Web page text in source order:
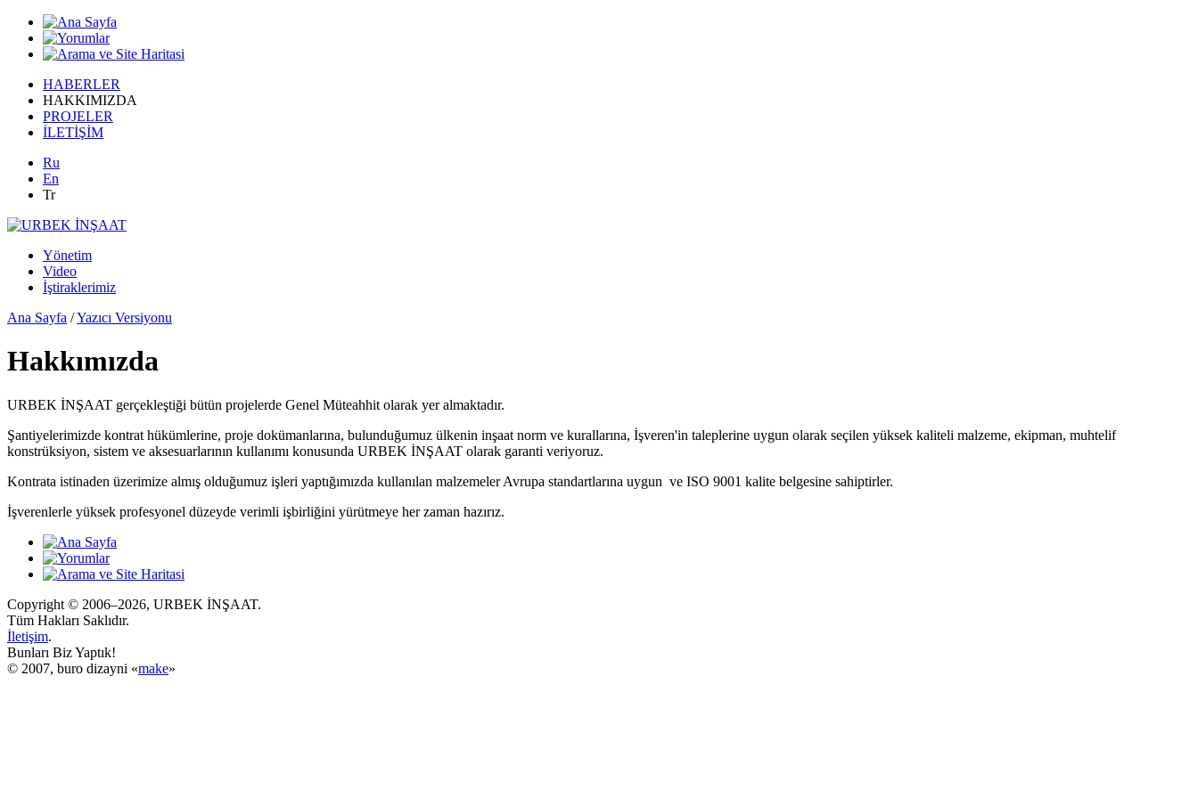
HABERLER
HAKKIMIZDA
PROJELER
İLETİŞİM
Ru
En
Tr
Yönetim
Video
İştiraklerimiz
Ana Sayfa /Yazıcı Versiyonu
Hakkımızda
URBEK İNŞAAT gerçekleştiği bütün projelerde Genel Müteahhit olarak yer almaktadır.
Şantiyelerimizde kontrat hükümlerine, proje dokümanlarına, bulunduğumuz ülkenin inşaat norm ve kurallarına, İşveren'in taleplerine uygun olarak seçilen yüksek kaliteli malzeme, ekipman, muhtelif
konstrüksiyon, sistem ve aksesuarlarının kullanımı konusunda URBEK İNŞAAT olarak garanti veriyoruz.
Kontrata istinaden üzerimize almış olduğumuz işleri yaptığımızda kullanılan malzemeler Avrupa standartlarına uygun ve ISO 9001 kalite belgesine sahiptirler.
İşverenlerle yüksek profesyonel düzeyde verimli işbirliğini yürütmeye her zaman hazırız.
Copyright © 2006–2026, URBEK İNŞAAT.
Tüm Hakları Saklıdır.
İletişim.
Bunları Biz Yaptık!
© 2007, buro dizayni «make»